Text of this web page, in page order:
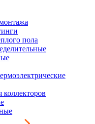
пола
коллекторов